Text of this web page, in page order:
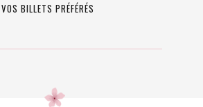
VOS BILLETS PRÉFÉRÉS